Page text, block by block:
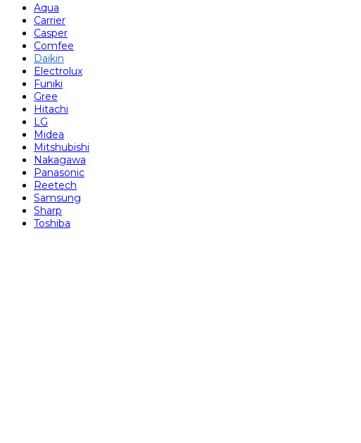
Aqua
Carrier
Casper
Comfee
Daikin
Electrolux
Funiki
Gree
Hitachi
LG
Midea
Mitshubishi
Nakagawa
Panasonic
Reetech
Samsung
Sharp
Toshiba